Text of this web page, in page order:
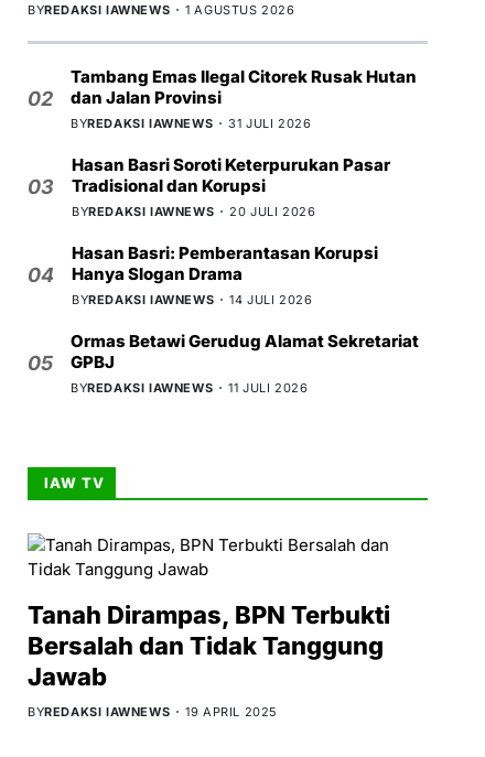
BYREDAKSI IAWNEWS 1 AGUSTUS 2026
02
Tambang Emas Ilegal Citorek Rusak Hutan
dan Jalan Provinsi
BYREDAKSI IAWNEWS 31 JULI 2026
03
Hasan Basri Soroti Keterpurukan Pasar
Tradisional dan Korupsi
BYREDAKSI IAWNEWS 20 JULI 2026
04
Hasan Basri: Pemberantasan Korupsi
Hanya Slogan Drama
BYREDAKSI IAWNEWS 14 JULI 2026
05
Ormas Betawi Gerudug Alamat Sekretariat
GPBJ
BYREDAKSI IAWNEWS 11 JULI 2026
IAW TV
Tanah Dirampas, BPN Terbukti
Bersalah dan Tidak Tanggung
Jawab
BYREDAKSI IAWNEWS 19 APRIL 2025